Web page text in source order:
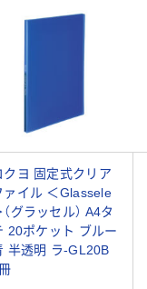
クヨ 固定式クリア
ァイル ＜Glassele
（グラッセル） A4タ
20ポケット ブルー
半透明 ラ-GL20B